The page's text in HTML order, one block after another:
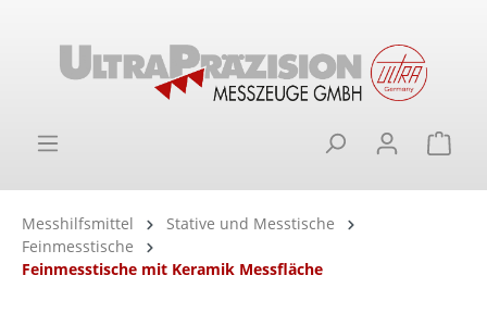
Messhilfsmittel
Stative und Messtische
Feinmesstische
Feinmesstische mit Keramik Messfläche